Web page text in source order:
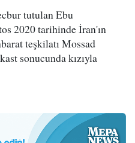
tutulan Ebu
2020 tarihinde İran'ın
teşkilatı Mossad
sonucunda kızıyla